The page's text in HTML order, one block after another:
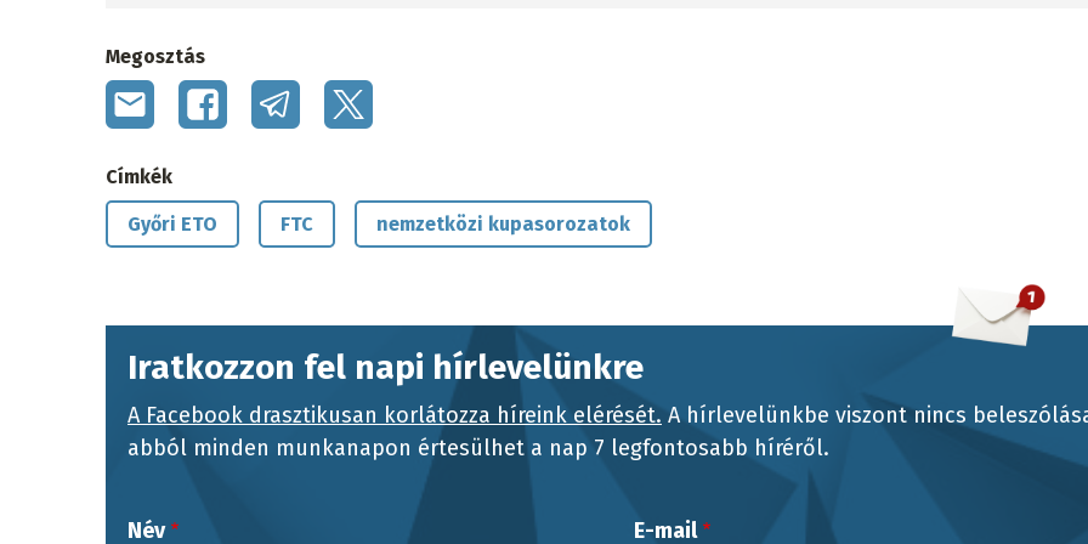
Megosztás
Címkék
Győri ETO FTC nemzetközi kupasorozatok
Iratkozzon fel napi hírlevelünkre
A Facebook drasztikusan korlátozza híreink elérését. A hírlevelünkbe viszont nincs
abból minden munkanapon értesülhet a nap 7 legfontosabb híréről.
Név E-mail